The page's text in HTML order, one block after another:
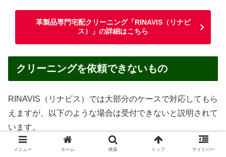
革製品専門宅配クリーニング「RINAVIS（リナビ
ス）」の詳細はこちら
クリーニングを依頼できないもの
RINAVIS（リナビス）では大部分のケースで対応してもら
えますが、以下のような場合は受付できないと説明されて
います。
汚物・嘔吐物がついたままのもの
メニュー ホーム 検索 トップ サイドバー